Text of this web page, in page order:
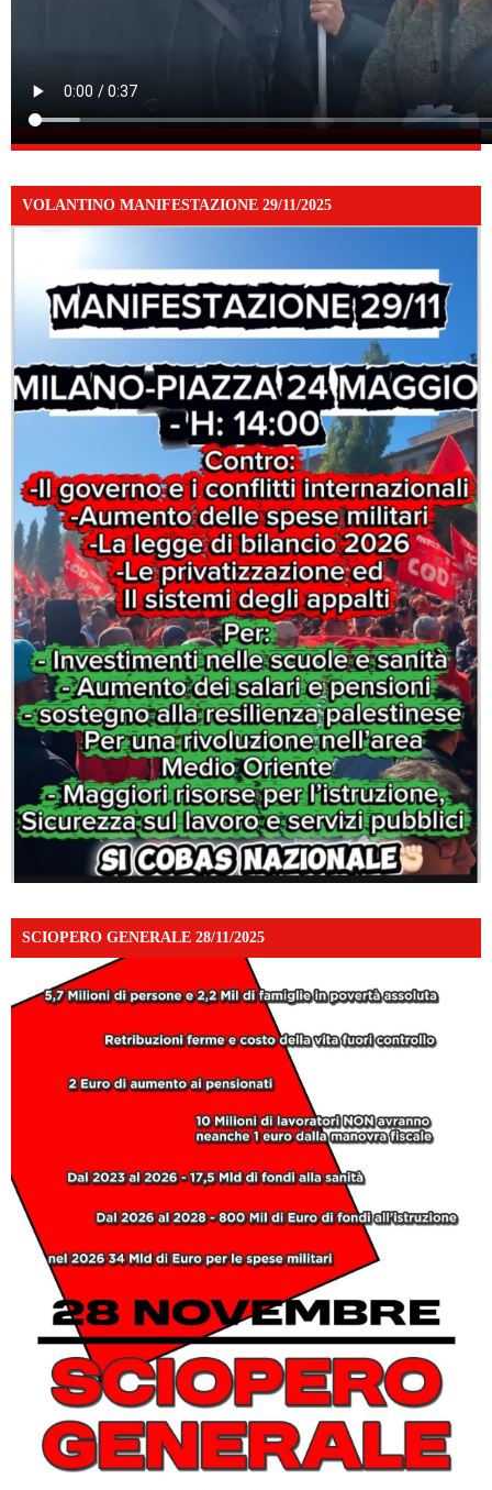
VOLANTINO MANIFESTAZIONE 29/11/2025
SCIOPERO GENERALE 28/11/2025